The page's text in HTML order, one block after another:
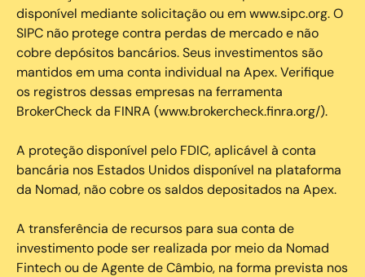
disponível mediante solicitação ou em www.sipc.org. O
SIPC não protege contra perdas de mercado e não
cobre depósitos bancários. Seus investimentos são
mantidos em uma conta individual na Apex. Verifique
os registros dessas empresas na ferramenta
BrokerCheck da FINRA (www.brokercheck.finra.org/).
A proteção disponível pelo FDIC, aplicável à conta
bancária nos Estados Unidos disponível na plataforma
da Nomad, não cobre os saldos depositados na Apex.
A transferência de recursos para sua conta de
investimento pode ser realizada por meio da Nomad
Fintech ou de Agente de Câmbio, na forma prevista nos